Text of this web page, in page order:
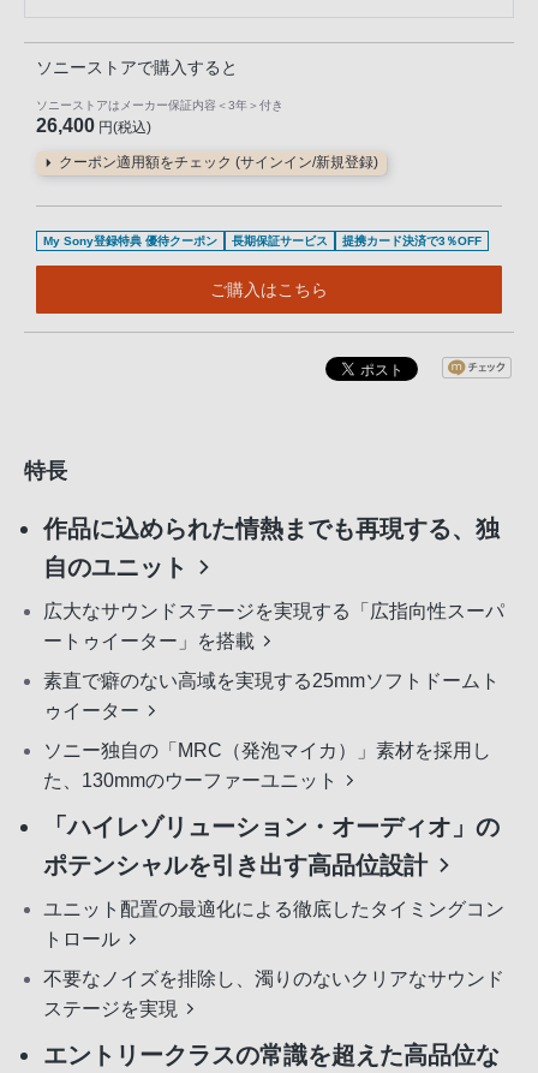
ソニーストアで購入すると
ソニーストアはメーカー保証内容 ＜3年＞ 付き
26,400 円(税込)
クーポン適用額をチェック (サインイン/新規登録)
My Sony登録特典 優待クーポン 長期保証サービス 提携カード決済で3％OFF
ご購入はこちら
特長
作品に込められた情熱までも再現する、独
自のユニット
広大なサウンドステージを実現する「広指向性スーパ
ートゥイーター」を搭載
素直で癖のない高域を実現する25mmソフトドームト
ゥイーター
ソニー独自の「MRC（発泡マイカ）」素材を採用し
た、130mmのウーファーユニット
「ハイレゾリューション・オーディオ」の
ポテンシャルを引き出す高品位設計
ユニット配置の最適化による徹底したタイミングコン
トロール
不要なノイズを排除し、濁りのないクリアなサウンド
ステージを実現
エントリークラスの常識を超えた高品位な